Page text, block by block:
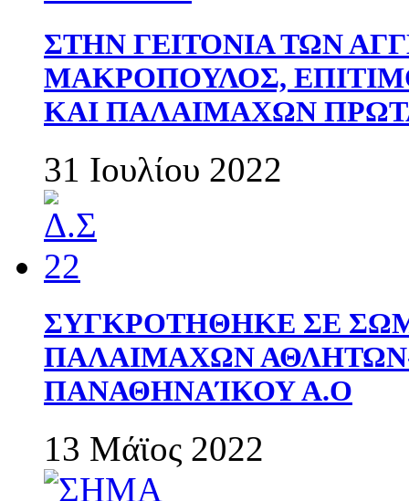
ΣΤΗΝ ΓΕΙΤΟΝΙΑ ΤΩΝ
ΜΑΚΡΟΠΟΥΛΟΣ,
ΚΑΙ ΠΑΛΑΙΜΑΧΩΝ
31 Ιουλίου 2022
ΣΥΓΚΡΟΤΗΘΗΚΕ ΣΕ
ΠΑΛΑΙΜΑΧΩΝ
ΠΑΝΑΘΗΝΑΊΚΟΥ Α.Ο
13 Μάϊος 2022